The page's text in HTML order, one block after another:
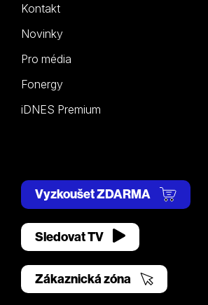
Kontakt
Novinky
Pro média
Fonergy
iDNES Premium
Vyzkoušet ZDARMA
Sledovat TV
Zákaznická zóna